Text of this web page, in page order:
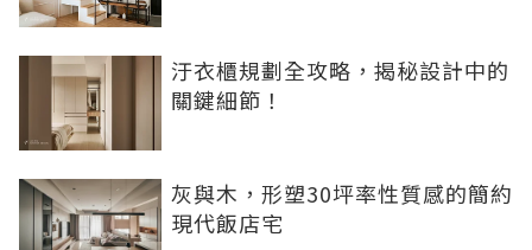
汙衣櫃規劃全攻略，揭秘設計中的
關鍵細節！
灰與木，形塑30坪率性質感的簡約
現代飯店宅